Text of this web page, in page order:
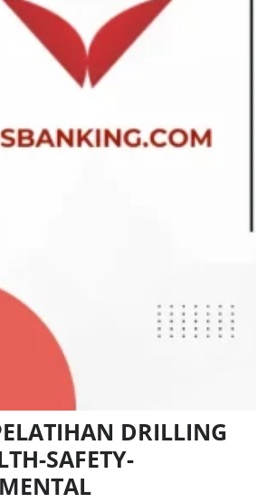
DRILLING
SAFETY-